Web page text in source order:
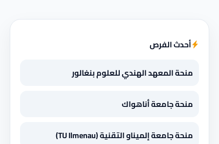
أحدث الفرص
منحة المعهد الهندي للعلوم بنغالور
منحة جامعة أناهواك
منحة جامعة إلميناو التقنية (TU Ilmenau)